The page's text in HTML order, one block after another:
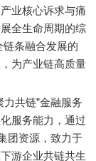
业核心诉求与痛
全生命周期的综
条融合发展的
为产业链高质量
共链”金融服务
服务能力，通过
团资源，致力于
游企业共链共生